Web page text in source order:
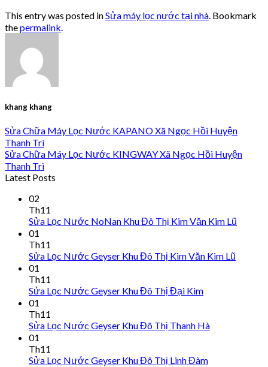
This entry was posted inSửa máy lọc nước tại nhà . Bookmark
thepermalink
khang khang
Sửa Chữa Máy Lọc Nước KAPANO Xã Ngọc Hồi Huyện
Thanh Trì
Sửa Chữa Máy Lọc Nước KINGWAY Xã Ngọc Hồi Huyện
Thanh Trì
Latest Posts
02
Th11
Sửa Lọc Nước NoNan Khu Đô Thị Kim Văn Kim Lũ
01
Th11
Sửa Lọc Nước Geyser Khu Đô Thị Kim Văn Kim Lũ
01
Th11
Sửa Lọc Nước Geyser Khu Đô Thị Đại Kim
01
Th11
Sửa Lọc Nước Geyser Khu Đô Thị Thanh Hà
01
Th11
Sửa Lọc Nước Geyser Khu Đô Thị Linh Đàm